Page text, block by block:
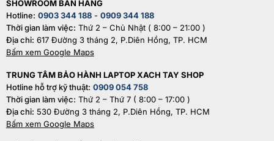
SHOWROOM BÁN HÀNG
Hotline: 0903 344 188 - 0909 344 188
Thời gian làm việc: Thứ 2 – Chủ Nhật ( 8:00 – 21:00 )
Địa chỉ: 617 Đường 3 tháng 2, P.Diên Hồng, TP. HCM
Bấm xem Google Maps
TRUNG TÂM BẢO HÀNH LAPTOP XACH TAY SHOP
Hotline hỗ trợ kỹ thuật: 0909 054 758
Thời gian làm việc: Thứ 2 – Thứ 7 ( 8:00 – 17:00 )
Địa chỉ: 530 Đường 3 tháng 2, P.Diên Hồng, TP. HCM
Bấm xem Google Maps